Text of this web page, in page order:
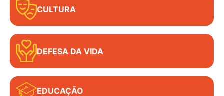
CULTURA
DEFESA DA VIDA
EDUCAÇÃO